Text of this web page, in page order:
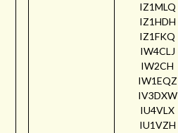
IZ1MLQ
IZ1HDH
IZ1FKQ
IW4CLJ
IW2CH
IW1EQZ
IV3DXW
IU4VLX
IU1VZH